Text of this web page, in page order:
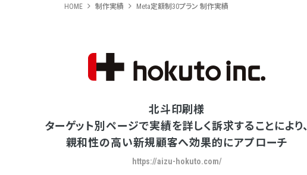
HOME 制作実績 Meta定額制30プラン 制作実績
北斗印刷様
ターゲット別ページで実績を詳しく訴求することにより、
親和性の高い新規顧客へ効果的にアプローチ
https://aizu-hokuto.com/